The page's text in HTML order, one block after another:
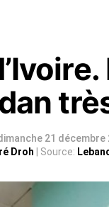
21 décembre
Droh | Source: